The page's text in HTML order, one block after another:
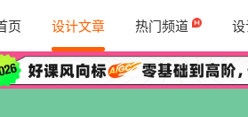
页 设计文章 热门频道